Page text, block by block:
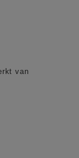
van